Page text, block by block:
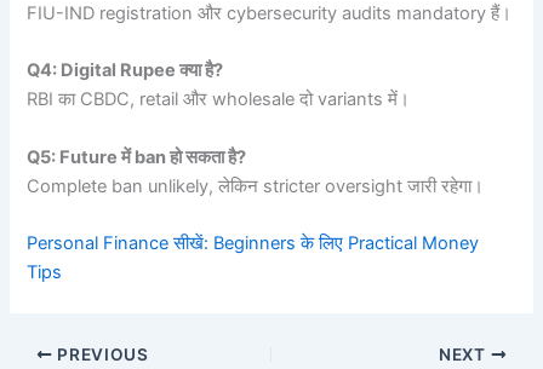
FIU-IND registration और cybersecurity audits mandatory हैं।
Q4: Digital Rupee क्या है?
RBI का CBDC, retail और wholesale दो variants में।
Q5: Future में ban हो सकता है?
Complete ban unlikely, लेकिन stricter oversight जारी रहेगा।
Personal Finance सीखें: Beginners के लिए Practical Money
Tips
PREVIOUS NEXT